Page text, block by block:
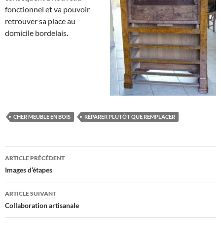
fonctionnel et va pouvoir
retrouver sa place au
domicile bordelais.
CHER MEUBLE EN BOIS RÉPARER PLUTÔT QUE REMPLACER
Navigation
des
articles
ARTICLE PRÉCÉDENT
Images d’étapes
ARTICLE SUIVANT
Collaboration artisanale